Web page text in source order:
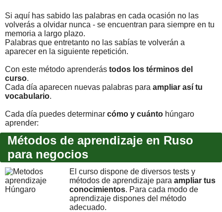
Si aquí has sabido las palabras en cada ocasión no las
volverás a olvidar nunca - se encuentran para siempre en tu
memoria a largo plazo.
Palabras que entretanto no las sabías te volverán a
aparecer en la siguiente repetición.
Con este método aprenderás todos los términos del
curso.
Cada día aparecen nuevas palabras para ampliar así tu
vocabulario.
Cada día puedes determinar cómo y cuánto húngaro
aprender:
Métodos de aprendizaje en Ruso
para negocios
El curso dispone de diversos tests y
métodos de aprendizaje para ampliar tus
conocimientos. Para cada modo de
aprendizaje dispones del método
adecuado.